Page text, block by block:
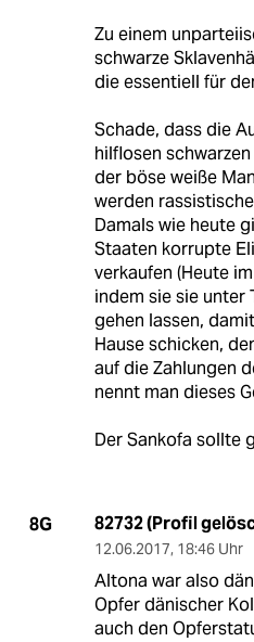
Zu einem
schwarze
die essentiell für
Schade, dass die
hilflosen
der böse weiße
werden
Damals wie heute
Staaten korrupte
verkaufen (Heute
indem sie sie unter
gehen lassen,
Hause schicken,
auf die Zahlungen
nennt man dieses
Der Sankofa sollte
8G 82732 (Profil
12.06.2017, 18:46 Uhr
Altona war also
Opfer dänischer
auch den